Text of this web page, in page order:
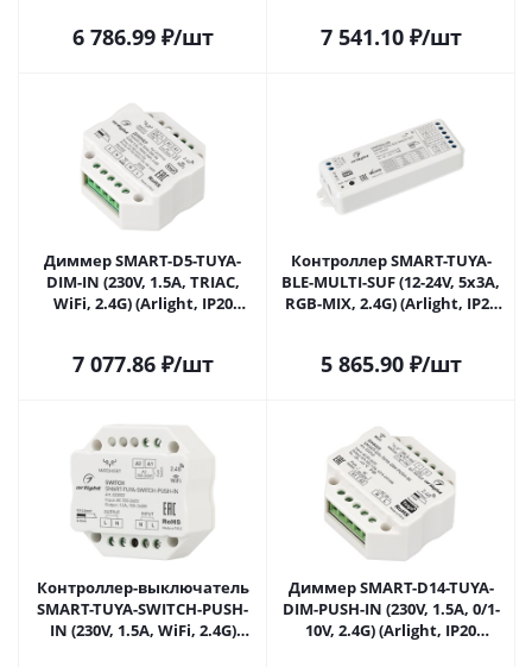
6 786.99₽/шт
Самаре
7 541.10₽/шт
Диммер SMART-D5-TUYA-
DIM-IN (230V, 1.5A, TRIAC,
WiFi, 2.4G) (Arlight, IP20
7 077.86₽/шт
Контроллер SMART-TUYA-
BLE-MULTI-SUF (12-24V, 5x3A,
RGB-MIX, 2.4G) (Arlight, IP20
5 865.90₽/шт
Контроллер-выключатель
SMART-TUYA-SWITCH-PUSH-
IN (230V, 1.5A, WiFi, 2.4G)
Диммер SMART-D14-TUYA-
DIM-PUSH-IN (230V, 1.5A, 0/1-
10V, 2.4G) (Arlight, IP20